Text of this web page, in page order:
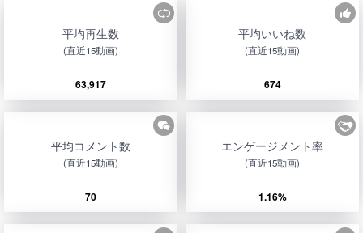
平均再生数
(直近15動画)
63,917
平均いいね数
(直近15動画)
674
平均コメント数
(直近15動画)
70
エンゲージメント率
(直近15動画)
1.16%